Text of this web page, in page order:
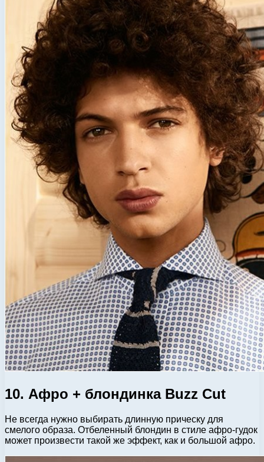
10. Афро + блондинка Buzz Cut
Не всегда нужно выбирать длинную прическу для
смелого образа. Отбеленный блондин в стиле афро-гудок
может произвести такой же эффект, как и большой афро.